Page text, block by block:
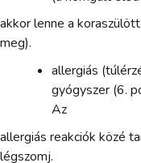
akkor lenne a
meg).
allergiás
gyógyszer (6.
Az
allergiás reakciók közé
légszomj.